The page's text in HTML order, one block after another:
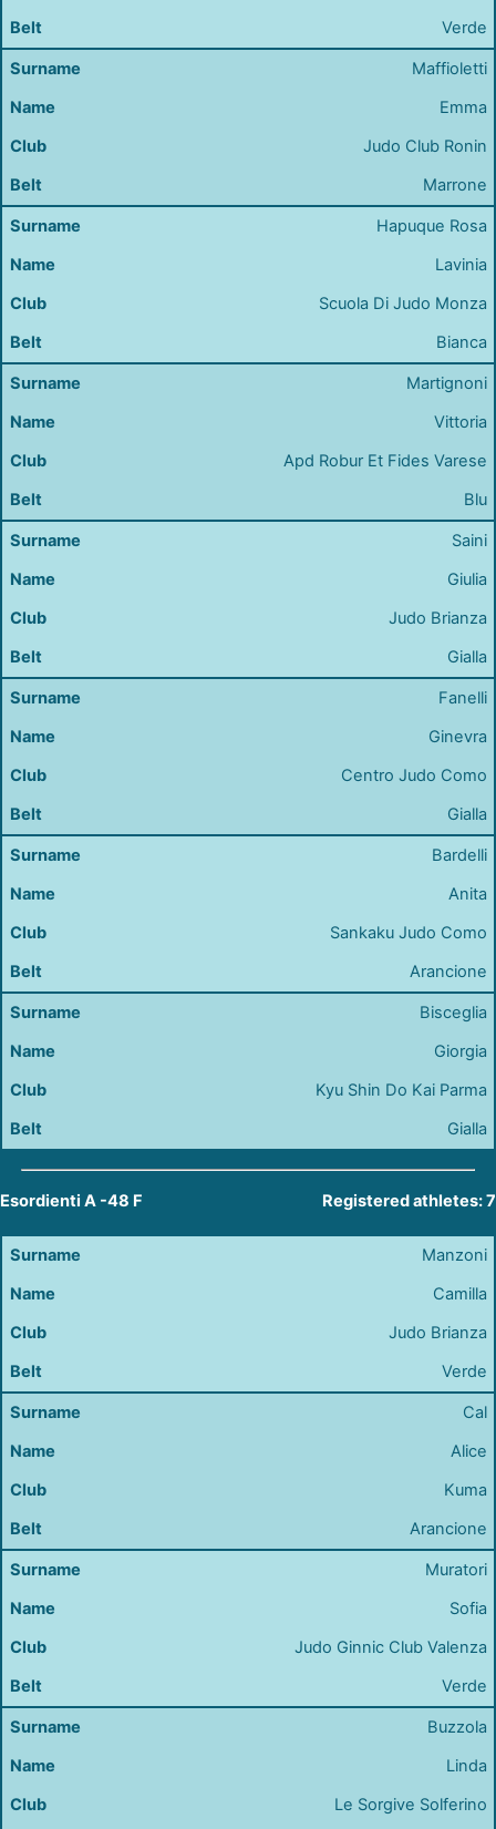
Verde
Maffioletti
Emma
Judo Club Ronin
Marrone
Hapuque Rosa
Lavinia
Scuola Di Judo Monza
Bianca
Martignoni
Vittoria
Apd Robur Et Fides Varese
Blu
Saini
Giulia
Judo Brianza
Gialla
Fanelli
Ginevra
Centro Judo Como
Gialla
Bardelli
Anita
Sankaku Judo Como
Arancione
Bisceglia
Giorgia
Kyu Shin Do Kai Parma
Gialla
Esordienti A -48 F Registered athletes: 7
Manzoni
Camilla
Judo Brianza
Verde
Cal
Alice
Kuma
Arancione
Muratori
Sofia
Judo Ginnic Club Valenza
Verde
Buzzola
Linda
Le Sorgive Solferino